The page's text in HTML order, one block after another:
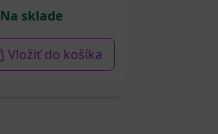
Na sklade
Vložiť do košíka